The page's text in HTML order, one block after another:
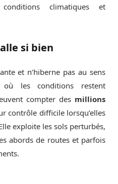
climatiques et
si bien
et n’hiberne pas au sens
les conditions restent
compter des millions
contrôle difficile lorsqu’elles
exploite les sols perturbés,
abords de routes et parfois